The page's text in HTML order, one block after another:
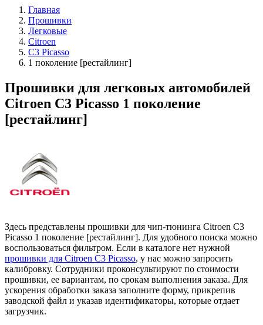
Главная
Прошивки
Легковые
Citroen
C3 Picasso
1 поколение [рестайлинг]
Прошивки для легковых автомобилей
Citroen C3 Picasso 1 поколение
[рестайлинг]
Здесь представлены прошивки для чип-тюнинга Citroen C3
Picasso 1 поколение [рестайлинг]. Для удобного поиска можно
воспользоваться фильтром. Если в каталоге нет нужной
прошивки для Citroen C3 Picasso, у нас можно запросить
калибровку. Сотрудники проконсультируют по стоимости
прошивки, ее вариантам, по срокам выполнения заказа. Для
ускорения обработки заказа заполните форму, прикрепив
заводской файл и указав идентификаторы, которые отдает
загрузчик.